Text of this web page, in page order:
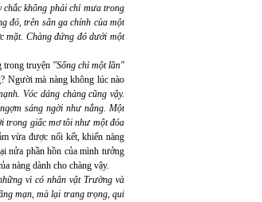
không phải chỉ mưa trong
đó, trên sân ga chính của một
mặt. Chàng đứng đó dưới một
trong truyện "Sống chỉ một lần"
Người mà nàng không lúc nào
Vóc dáng chàng cũng vậy.
sáng ngời như nắng. Một
trong giấc mơ tôi như một đóa
vừa được nối kết, khiến nàng
nửa phần hồn của mình tưởng
nàng dành cho chàng vậy.
vì có nhân vật Trường và
mạn, mà lại trang trọng, quí